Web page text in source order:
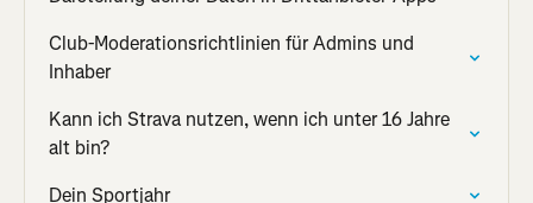
Club-Moderationsrichtlinien für Admins und
Inhaber
Kann ich Strava nutzen, wenn ich unter 16 Jahre
alt bin?
Dein Sportjahr